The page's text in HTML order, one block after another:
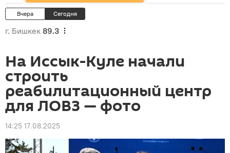
Вчера Сегодня
г. Бишкек 89.3
На Иссык-Куле начали
строить
реабилитационный центр
для ЛОВЗ — фото
14:25 17.08.2025